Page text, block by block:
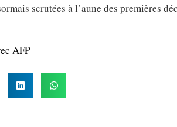
scrutées à l’aune des premières
AFP